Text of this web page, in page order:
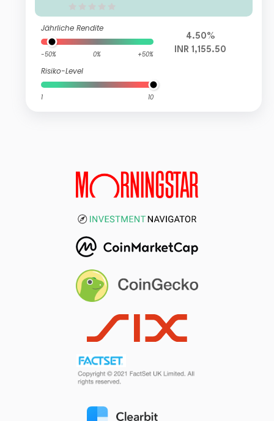
Jährliche Rendite
-50% 0% +50%
Risiko-Level
1 10
4.50%
INR 1,155.50